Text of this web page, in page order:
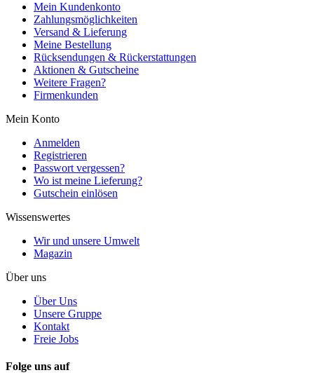
Mein Kundenkonto
Zahlungsmöglichkeiten
Versand & Lieferung
Meine Bestellung
Rücksendungen & Rückerstattungen
Aktionen & Gutscheine
Weitere Fragen?
Firmenkunden
Mein Konto
Anmelden
Registrieren
Passwort vergessen?
Wo ist meine Lieferung?
Gutschein einlösen
Wissenswertes
Wir und unsere Umwelt
Magazin
Über uns
Über Uns
Unsere Gruppe
Kontakt
Freie Jobs
Folge uns auf